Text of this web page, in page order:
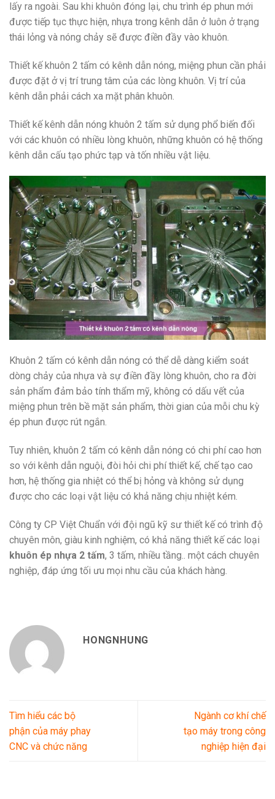
lấy ra ngoài. Sau khi khuôn đóng lại, chu trình ép phun mới
được tiếp tục thực hiện, nhựa trong kênh dẫn ở luôn ở trạng
thái lỏng và nóng chảy sẽ được điền đầy vào khuôn.
Thiết kế khuôn 2 tấm có kênh dẫn nóng, miệng phun cần phải
được đặt ở vị trí trung tâm của các lòng khuôn. Vị trí của
kênh dẫn phải cách xa mặt phân khuôn.
Thiết kế kênh dẫn nóng khuôn 2 tấm sử dụng phổ biến đối
với các khuôn có nhiều lòng khuôn, những khuôn có hệ thống
kênh dẫn cấu tạo phức tạp và tốn nhiều vật liệu.
Khuôn 2 tấm có kênh dẫn nóng có thể dễ dàng kiểm soát
dòng chảy của nhựa và sự điền đầy lòng khuôn, cho ra đời
sản phẩm đảm bảo tính thẩm mỹ, không có dấu vết của
miệng phun trên bề mặt sản phẩm, thời gian của mỗi chu kỳ
ép phun được rút ngắn.
Tuy nhiên, khuôn 2 tấm có kênh dẫn nóng có chi phí cao hơn
so với kênh dẫn nguội, đòi hỏi chi phí thiết kế, chế tạo cao
hơn, hệ thống gia nhiệt có thể bị hỏng và không sử dụng
được cho các loại vật liệu có khả năng chịu nhiệt kém.
Công ty CP Việt Chuẩn với đội ngũ kỹ sư thiết kế có trình độ
chuyên môn, giàu kinh nghiệm, có khả năng thiết kế các loại
khuôn ép nhựa 2 tấm, 3 tấm, nhiều tầng.. một cách chuyên
nghiệp, đáp ứng tối ưu mọi nhu cầu của khách hàng.
HONGNHUNG
Tìm hiểu các bộ
phận của máy phay
CNC và chức năng
Ngành cơ khí chế
tạo máy trong công
nghiệp hiện đại